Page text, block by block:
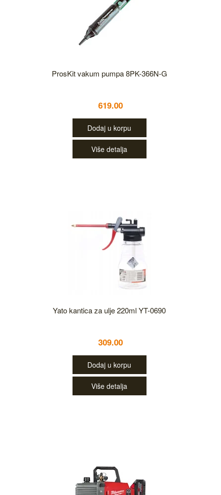
ProsKit vakum pumpa 8PK-366N-G
619.00
Dodaj u korpu
Više detalja
Yato kantica za ulje 220ml YT-0690
309.00
Dodaj u korpu
Više detalja